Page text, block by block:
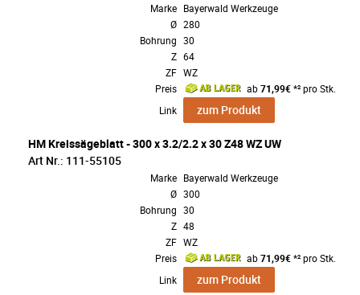
Marke Bayerwald Werkzeuge
Ø 280
Bohrung 30
Z 64
ZF WZ
Preis
ab71,99€*² pro Stk.
Link
zum Produkt
HM Kreissägeblatt - 300 x 3.2/2.2 x 30 Z48 WZ UW
Art Nr.: 111-55105
Marke Bayerwald Werkzeuge
Ø 300
Bohrung 30
Z 48
ZF WZ
Preis
ab71,99€*² pro Stk.
Link
zum Produkt